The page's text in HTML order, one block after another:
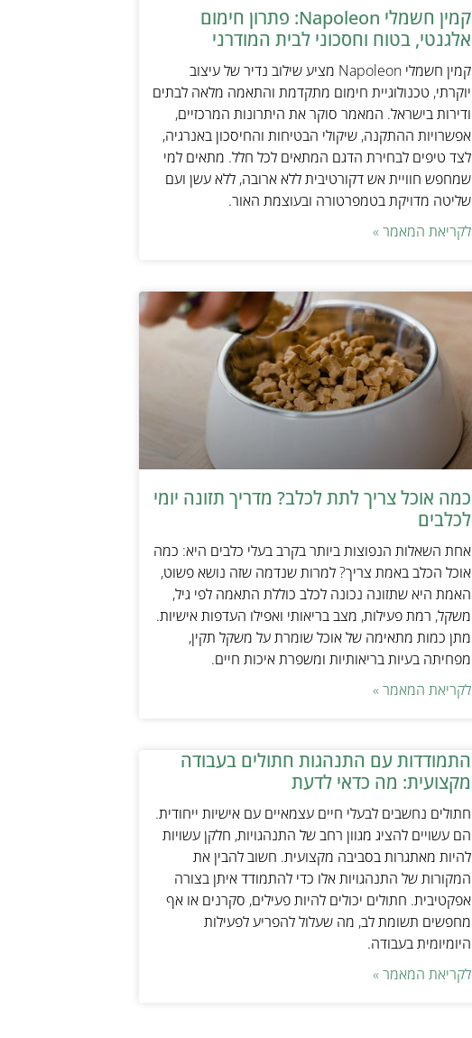
קמין חשמלי Napoleon: פתרון חימום
אלגנטי, בטוח וחסכוני לבית המודרני
קמין חשמלי Napoleon מציע שילוב נדיר של עיצוב
יוקרתי, טכנולוגיית חימום מתקדמת והתאמה מלאה לבתים
ודירות בישראל. המאמר סוקר את היתרונות המרכזיים,
אפשרויות ההתקנה, שיקולי הבטיחות והחיסכון באנרגיה,
לצד טיפים לבחירת הדגם המתאים לכל חלל. מתאים למי
שמחפש חוויית אש דקורטיבית ללא ארובה, ללא עשן ועם
שליטה מדויקת בטמפרטורה ובעוצמת האור.
לקריאת המאמר »
כמה אוכל צריך לתת לכלב? מדריך תזונה יומי
לכלבים
אחת השאלות הנפוצות ביותר בקרב בעלי כלבים היא: כמה
אוכל הכלב באמת צריך? למרות שנדמה שזה נושא פשוט,
האמת היא שתזונה נכונה לכלב כוללת התאמה לפי גיל,
משקל, רמת פעילות, מצב בריאותי ואפילו העדפות אישיות.
מתן כמות מתאימה של אוכל שומרת על משקל תקין,
מפחיתה בעיות בריאותיות ומשפרת איכות חיים.
לקריאת המאמר »
התמודדות עם התנהגות חתולים בעבודה
מקצועית: מה כדאי לדעת
חתולים נחשבים לבעלי חיים עצמאיים עם אישיות ייחודית.
הם עשויים להציג מגוון רחב של התנהגויות, חלקן עשויות
להיות מאתגרות בסביבה מקצועית. חשוב להבין את
המקורות של התנהגויות אלו כדי להתמודד איתן בצורה
אפקטיבית. חתולים יכולים להיות פעילים, סקרנים או אף
מחפשים תשומת לב, מה שעלול להפריע לפעילות
היומיומית בעבודה.
לקריאת המאמר »